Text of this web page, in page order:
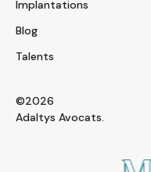
Implantations
Blog
Talents
©2026
Adaltys Avocats.